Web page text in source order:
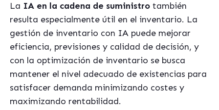
La IA en la cadena de suministro también
resulta especialmente útil en el inventario. La
gestión de inventario con IA puede mejorar
eficiencia, previsiones y calidad de decisión, y
con la optimización de inventario se busca
mantener el nivel adecuado de existencias para
satisfacer demanda minimizando costes y
maximizando rentabilidad.